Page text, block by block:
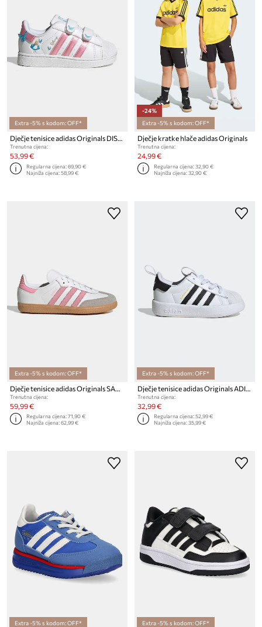
Extra -5% s kodom: OFF*
Dječje tenisice adidas Originals DISNEY SUPERSTAR II
Trenutna cijena:
53,99 €
Regularna cijena:69,90 €
Najniža cijena:58,99 €
-24%
Extra -5% s kodom: OFF*
Dječje kratke hlače adidas Originals
Trenutna cijena:
24,99 €
Regularna cijena:32,90 €
Najniža cijena:32,90 €
Extra -5% s kodom: OFF*
Trenutna cijena:
59,99 €
Regularna cijena:71,90 €
Najniža cijena:62,99 €
Extra -5% s kodom: OFF*
Trenutna cijena:
32,99 €
Regularna cijena:52,99 €
Najniža cijena:35,99 €
Extra -5% s kodom: OFF* Extra -5% s kodom: OFF*